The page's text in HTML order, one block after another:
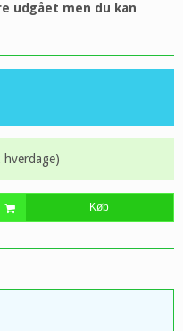
udgået men du kan
hverdage)
Køb